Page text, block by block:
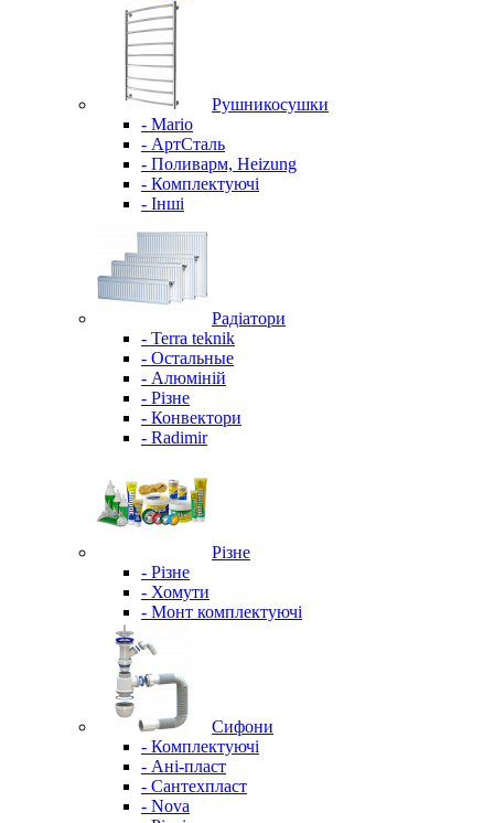
Рушникосушки
- Mario
- АртСталь
- Поливарм, Heizung
- Комплектуючі
- Інші
Радіатори
- Terra teknik
- Остальные
- Алюміній
- Різне
- Конвектори
- Radimir
Різне
- Різне
- Хомути
- Монт комплектуючі
Сифони
- Комплектуючі
- Ані-пласт
- Сантехпласт
- Nova